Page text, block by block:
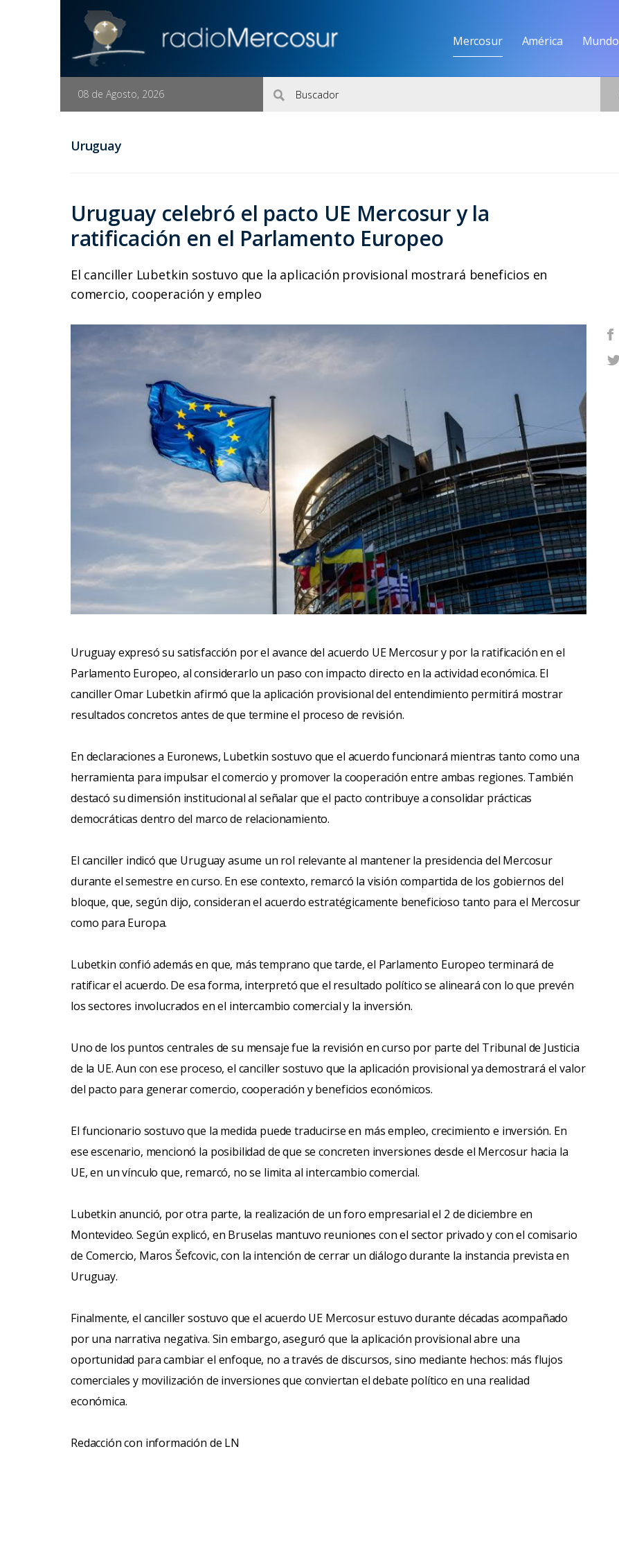
Mercosur América Mundo
08 de Agosto, 2026
Uruguay
Uruguay celebró el pacto UE Mercosur y la
ratificación en el Parlamento Europeo
El canciller Lubetkin sostuvo que la aplicación provisional mostrará beneficios en
comercio, cooperación y empleo
Uruguay expresó su satisfacción por el avance del acuerdo UE Mercosur y por la ratificación en el
Parlamento Europeo, al considerarlo un paso con impacto directo en la actividad económica. El
canciller Omar Lubetkin afirmó que la aplicación provisional del entendimiento permitirá mostrar
resultados concretos antes de que termine el proceso de revisión.
En declaraciones a Euronews, Lubetkin sostuvo que el acuerdo funcionará mientras tanto como una
herramienta para impulsar el comercio y promover la cooperación entre ambas regiones. También
destacó su dimensión institucional al señalar que el pacto contribuye a consolidar prácticas
democráticas dentro del marco de relacionamiento.
El canciller indicó que Uruguay asume un rol relevante al mantener la presidencia del Mercosur
durante el semestre en curso. En ese contexto, remarcó la visión compartida de los gobiernos del
bloque, que, según dijo, consideran el acuerdo estratégicamente beneficioso tanto para el Mercosur
como para Europa.
Lubetkin confió además en que, más temprano que tarde, el Parlamento Europeo terminará de
ratificar el acuerdo. De esa forma, interpretó que el resultado político se alineará con lo que prevén
los sectores involucrados en el intercambio comercial y la inversión.
Uno de los puntos centrales de su mensaje fue la revisión en curso por parte del Tribunal de Justicia
de la UE. Aun con ese proceso, el canciller sostuvo que la aplicación provisional ya demostrará el valor
del pacto para generar comercio, cooperación y beneficios económicos.
El funcionario sostuvo que la medida puede traducirse en más empleo, crecimiento e inversión. En
ese escenario, mencionó la posibilidad de que se concreten inversiones desde el Mercosur hacia la
UE, en un vínculo que, remarcó, no se limita al intercambio comercial.
Lubetkin anunció, por otra parte, la realización de un foro empresarial el 2 de diciembre en
Montevideo. Según explicó, en Bruselas mantuvo reuniones con el sector privado y con el comisario
de Comercio, Maros Šefcovic, con la intención de cerrar un diálogo durante la instancia prevista en
Uruguay.
Finalmente, el canciller sostuvo que el acuerdo UE Mercosur estuvo durante décadas acompañado
por una narrativa negativa. Sin embargo, aseguró que la aplicación provisional abre una
oportunidad para cambiar el enfoque, no a través de discursos, sino mediante hechos: más flujos
comerciales y movilización de inversiones que conviertan el debate político en una realidad
económica.
Redacción con información de LN